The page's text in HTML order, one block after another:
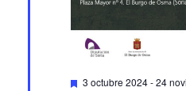
Featured
3 octubre 2024-24